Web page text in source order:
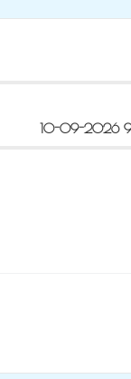
10-09-2026